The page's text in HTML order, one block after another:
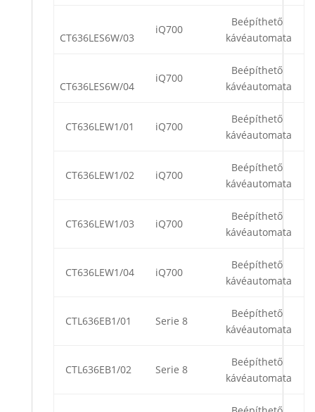
CT636LES6W/03
iQ700
Beépíthető
kávéautomata
CT636LES6W/04
iQ700
Beépíthető
kávéautomata
CT636LEW1/01 iQ700
Beépíthető
kávéautomata
CT636LEW1/02 iQ700
Beépíthető
kávéautomata
CT636LEW1/03 iQ700
Beépíthető
kávéautomata
CT636LEW1/04 iQ700
Beépíthető
kávéautomata
CTL636EB1/01 Serie 8
Beépíthető
kávéautomata
CTL636EB1/02 Serie 8
Beépíthető
kávéautomata